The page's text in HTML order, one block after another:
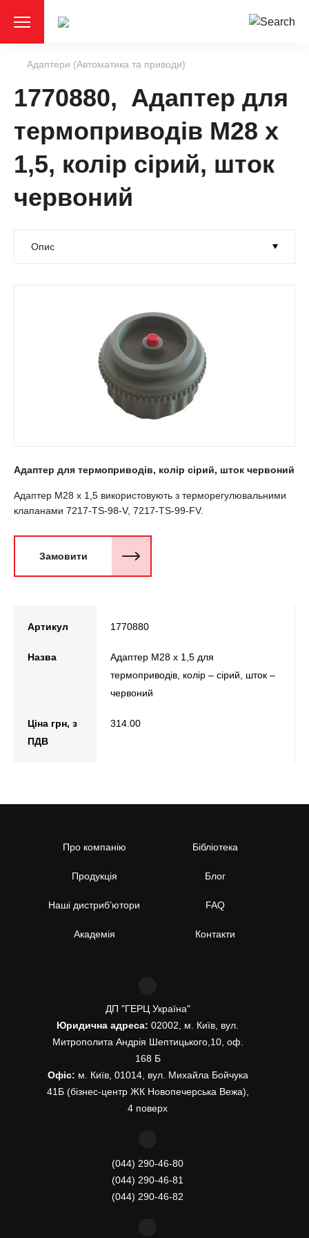
Адаптери (Автоматика та приводи)
1770880, Адаптер для
термоприводів M28 x
1,5, колір сірий, шток
червоний
Адаптер для термоприводів, колір сірий, шток червоний
Адаптер M28 x 1,5 використовують з терморегулювальними
клапанами 7217-TS-98-V, 7217-TS-99-FV.
Замовити
Артикул 1770880
Назва
Адаптер М28 х 1,5 для
термоприводів, колір – сірий, шток –
червоний
Ціна грн, з
ПДВ
314.00
Про компанію
Продукція
Наші дистриб’ютори
Академія
Бібліотека
Блог
FAQ
Контакти
ДП "ГЕРЦ Україна"
Юридична адреса: 02002, м. Київ, вул.
Митрополита Андрія Шептицького,10, оф.
168 Б
Офіс: м. Київ, 01014, вул. Михайла Бойчука
41Б (бізнес-центр ЖК Новопечерська Вежа),
4 поверх
(044) 290-46-80
(044) 290-46-81
(044) 290-46-82